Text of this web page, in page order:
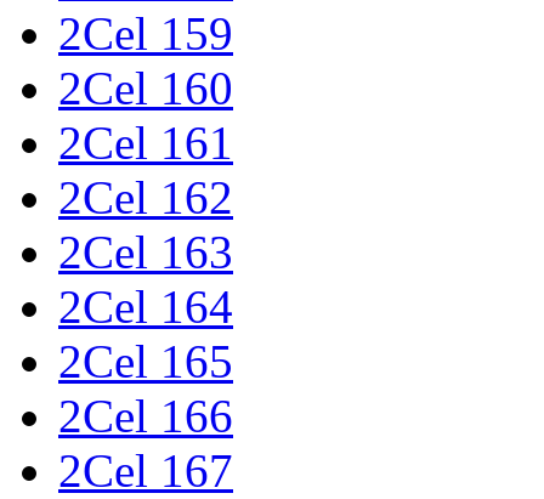
2Cel 159
2Cel 160
2Cel 161
2Cel 162
2Cel 163
2Cel 164
2Cel 165
2Cel 166
2Cel 167